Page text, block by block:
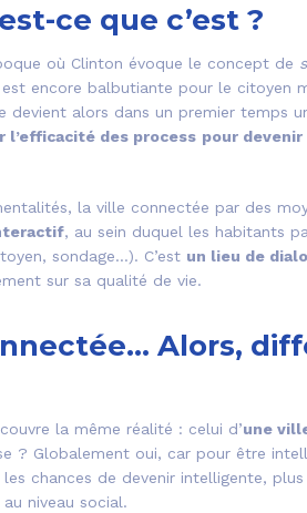
ce que c’est ?
où Clinton évoque le concept de
encore balbutiante pour le citoyen
alors dans un premier temps
l’efficacité des process pour
la ville connectée par des
, au sein duquel les habitants
sondage…). C’est un lieu de
sur sa qualité de vie.
Alors,
la même réalité : celui d’une
? Globalement oui, car pour être
chances de devenir intelligente,
niveau social.